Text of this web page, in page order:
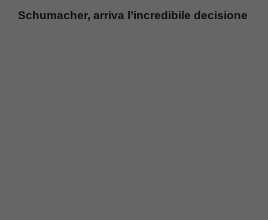
Schumacher, arriva l’incredibile decisione